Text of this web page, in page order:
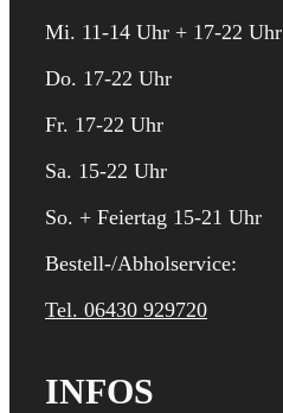
Mi. 11-14 Uhr + 17-22 Uhr
Do. 17-22 Uhr
Fr. 17-22 Uhr
Sa. 15-22 Uhr
So. + Feiertag 15-21 Uhr
Bestell-/Abholservice:
Tel. 06430 929720
INFOS